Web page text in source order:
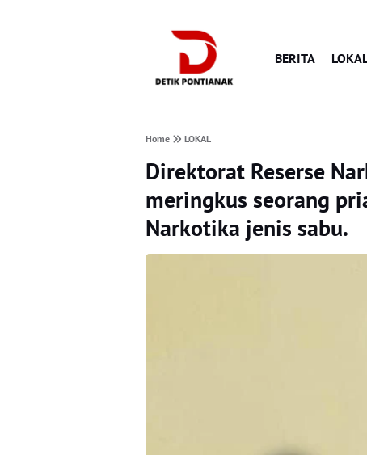
BERITA
Home LOKAL
Direktorat Reserse
meringkus seorang
Narkotika jenis sabu.